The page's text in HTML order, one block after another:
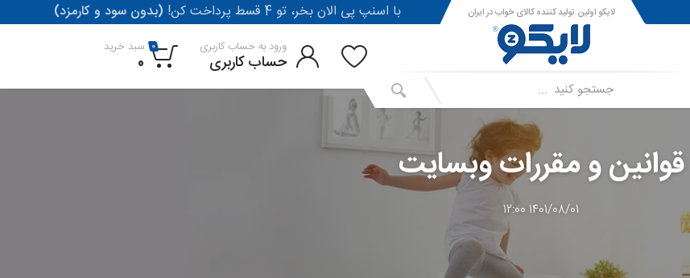
(بدون سود و کارمزد) !با اسنپ پی الان بخر، تو 4 قسط پرداخت کن لایکو اولین تولید کننده کالای خواب در ایران
ورود به حساب کاربری
حساب کاربری
0 سبد خرید
0
قوانین و مقررات وبسایت
1401/08/01 12:00